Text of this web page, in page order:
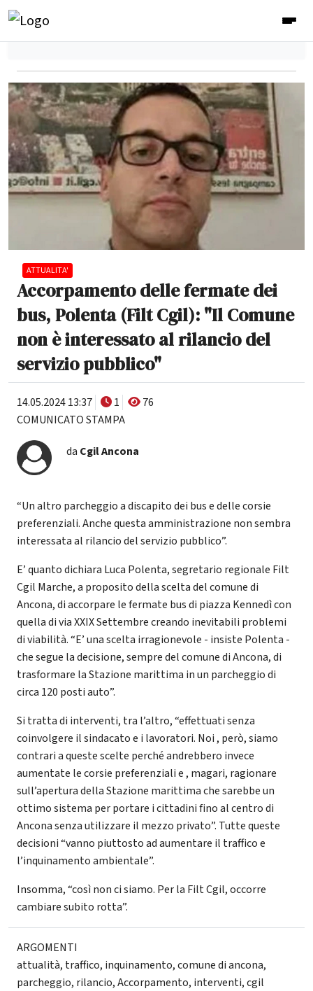
ATTUALITA'
Accorpamento delle fermate dei
bus, Polenta (Filt Cgil): "Il Comune
non è interessato al rilancio del
servizio pubblico"
14.05.2024 13:37 1
76
COMUNICATO STAMPA
da Cgil Ancona
“Un altro parcheggio a discapito dei bus e delle corsie
preferenziali. Anche questa amministrazione non sembra
interessata al rilancio del servizio pubblico”.
E’ quanto dichiara Luca Polenta, segretario regionale Filt
Cgil Marche, a proposito della scelta del comune di
Ancona, di accorpare le fermate bus di piazza Kennedì con
quella di via XXIX Settembre creando inevitabili problemi
di viabilità. “E’ una scelta irragionevole - insiste Polenta -
che segue la decisione, sempre del comune di Ancona, di
trasformare la Stazione marittima in un parcheggio di
circa 120 posti auto”.
Si tratta di interventi, tra l’altro, “effettuati senza
coinvolgere il sindacato e i lavoratori. Noi , però, siamo
contrari a queste scelte perché andrebbero invece
aumentate le corsie preferenziali e , magari, ragionare
sull’apertura della Stazione marittima che sarebbe un
ottimo sistema per portare i cittadini fino al centro di
Ancona senza utilizzare il mezzo privato”. Tutte queste
decisioni “vanno piuttosto ad aumentare il traffico e
l’inquinamento ambientale”.
Insomma, “così non ci siamo. Per la Filt Cgil, occorre
cambiare subito rotta”.
ARGOMENTI
attualità, traffico, inquinamento,comune di ancona,
parcheggio, rilancio,Accorpamento, interventi,cgil